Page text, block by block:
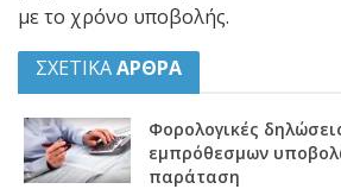
με το χρόνο υποβολής.
ΣΧΕΤΙΚΑΑΡΘΡΑ
Φορολογικές
εμπρόθεσμων
παράταση